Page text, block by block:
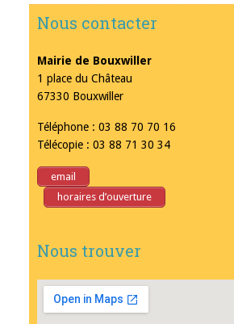
Nous contacter
Mairie de Bouxwiller
1 place du Château
67330 Bouxwiller
Téléphone : 03 88 70 70 16
Télécopie : 03 88 71 30 34
email
horaires d’ouverture
Nous trouver